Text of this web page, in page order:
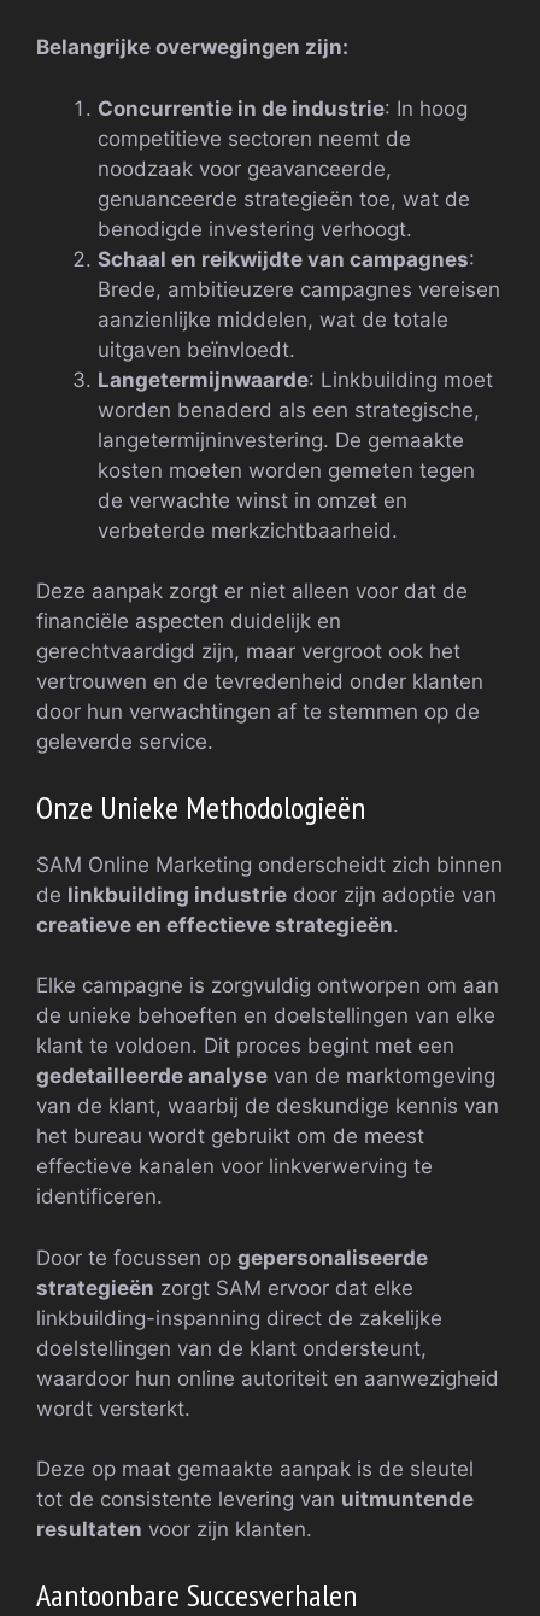
Belangrijke overwegingen zijn:
Concurrentie in de industrie: In hoog
competitieve sectoren neemt de
noodzaak voor geavanceerde,
genuanceerde strategieën toe, wat de
benodigde investering verhoogt.
Schaal en reikwijdte van campagnes:
Brede, ambitieuzere campagnes vereisen
aanzienlijke middelen, wat de totale
uitgaven beïnvloedt.
Langetermijnwaarde: Linkbuilding moet
worden benaderd als een strategische,
langetermijninvestering. De gemaakte
kosten moeten worden gemeten tegen
de verwachte winst in omzet en
verbeterde merkzichtbaarheid.
Deze aanpak zorgt er niet alleen voor dat de
financiële aspecten duidelijk en
gerechtvaardigd zijn, maar vergroot ook het
vertrouwen en de tevredenheid onder klanten
door hun verwachtingen af te stemmen op de
geleverde service.
Onze Unieke Methodologieën
SAM Online Marketing onderscheidt zich binnen
de linkbuilding industrie door zijn adoptie van
creatieve en effectieve strategieën.
Elke campagne is zorgvuldig ontworpen om aan
de unieke behoeften en doelstellingen van elke
klant te voldoen. Dit proces begint met een
gedetailleerde analyse van de marktomgeving
van de klant, waarbij de deskundige kennis van
het bureau wordt gebruikt om de meest
effectieve kanalen voor linkverwerving te
identificeren.
Door te focussen op gepersonaliseerde
strategieën zorgt SAM ervoor dat elke
linkbuilding-inspanning direct de zakelijke
doelstellingen van de klant ondersteunt,
waardoor hun online autoriteit en aanwezigheid
wordt versterkt.
Deze op maat gemaakte aanpak is de sleutel
tot de consistente levering van uitmuntende
resultaten voor zijn klanten.
Aantoonbare Succesverhalen